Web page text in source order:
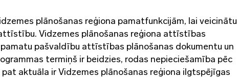
plānošanas reģiona pamatfunkcijām, lai veicinātu
Vidzemes plānošanas reģiona attīstības
pašvaldību attīstības plānošanas dokumentu un
termiņš ir beidzies, rodas nepieciešamība pēc
aktuāla ir Vidzemes plānošanas reģiona ilgtspējīgas